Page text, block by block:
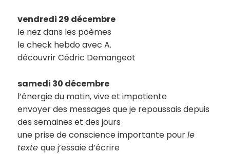
vendredi 29 décembre
le nez dans les poèmes
le check hebdo avec A.
découvrir Cédric Demangeot
samedi 30 décembre
l’énergie du matin, vive et impatiente
envoyer des messages que je repoussais depuis
des semaines et des jours
une prise de conscience importante pourle
texteque j’essaie d’écrire